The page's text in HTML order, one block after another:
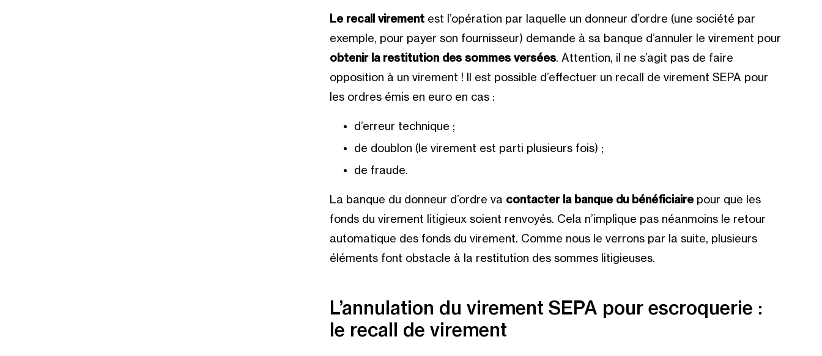
Le recall virementest l’opération par laquelle un donneur d’ordre (une société par
exemple, pour payer son fournisseur) demande à sa banque d’annuler le virement pour
obtenir la restitution des sommes versées. Attention, il ne s’agit pas de faire
opposition à un virement ! Il est possible d’effectuer un recall de virement SEPA pour
les ordres émis en euro en cas :
d’erreur technique ;
de doublon (le virement est parti plusieurs fois) ;
de fraude.
La banque du donneur d’ordre va contacter la banque du bénéficiairepour que les
fonds du virement litigieux soient renvoyés. Cela n’implique pas néanmoins le retour
automatique des fonds du virement. Comme nous le verrons par la suite, plusieurs
éléments font obstacle à la restitution des sommes litigieuses.
L’annulation du virement SEPA pour escroquerie :
le recall de virement